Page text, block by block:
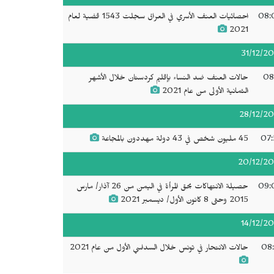
احصائيات العنف الأسري في العراق سجلت 1543 قضية لعام
2021
31/12/
حالات العنف ضد النساء بإقليم كردستان خلال الأشهر
الثمانية الأولى من عام 2021
28/12/
45 مليون شخص في 43 دولة مهددون بالمجاعة
20/12/
حصيلة الانتهاكات بحق المرأة في اليمن من 26 آذار/ مارس
2015 وحتى 8 كانون الأول/ ديسمبر 2021
14/12/
حالات الانتحار في تونس خلال السداسي الأول من عام 2021